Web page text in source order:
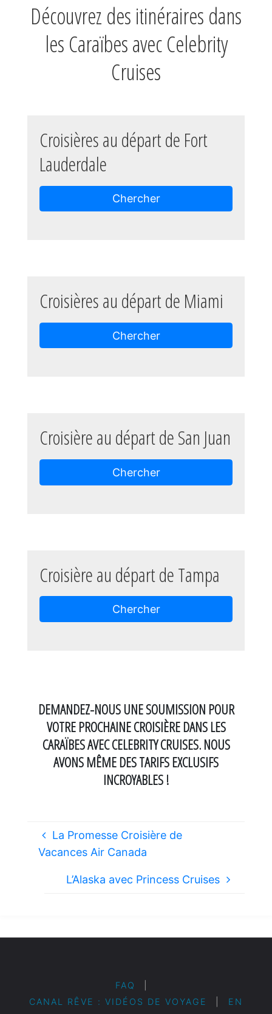
Découvrez des itinéraires dans
les Caraïbes avec Celebrity
Cruises
Croisières au départ de Fort
Lauderdale
Chercher
Croisières au départ de Miami
Chercher
Croisière au départ de San Juan
Chercher
Croisière au départ de Tampa
Chercher
DEMANDEZ-NOUS UNE SOUMISSION POUR
VOTRE PROCHAINE CROISIÈRE DANS LES
CARAÏBES AVECCELEBRITY CRUISES. NOUS
AVONS MÊME DES TARIFS EXCLUSIFS
INCROYABLES !
La Promesse Croisière de
Vacances Air Canada
L’Alaska avec Princess Cruises
FAQ
CANAL RÊVE : VIDÉOS DE VOYAGE
EN